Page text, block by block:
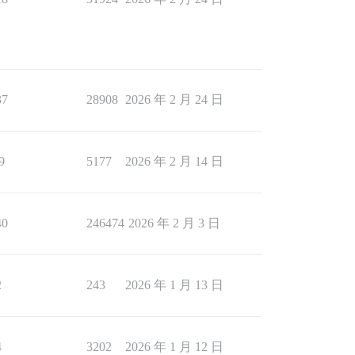
28908 2026 年 2 月 24 日
5177 2026 年 2 月 14 日
246474 2026 年 2 月 3 日
243 2026 年 1 月 13 日
3202 2026 年 1 月 12 日